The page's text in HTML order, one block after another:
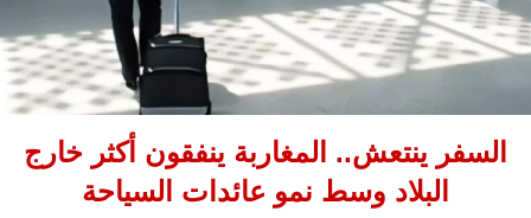
السفر ينتعش.. المغاربة ينفقون أكثر خارج
البلاد وسط نمو عائدات السياحة